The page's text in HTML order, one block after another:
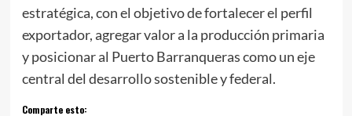
estratégica, con el objetivo de fortalecer el perfil
exportador, agregar valor a la producción primaria
y posicionar al Puerto Barranqueras como un eje
central del desarrollo sostenible y federal.
Comparte esto: